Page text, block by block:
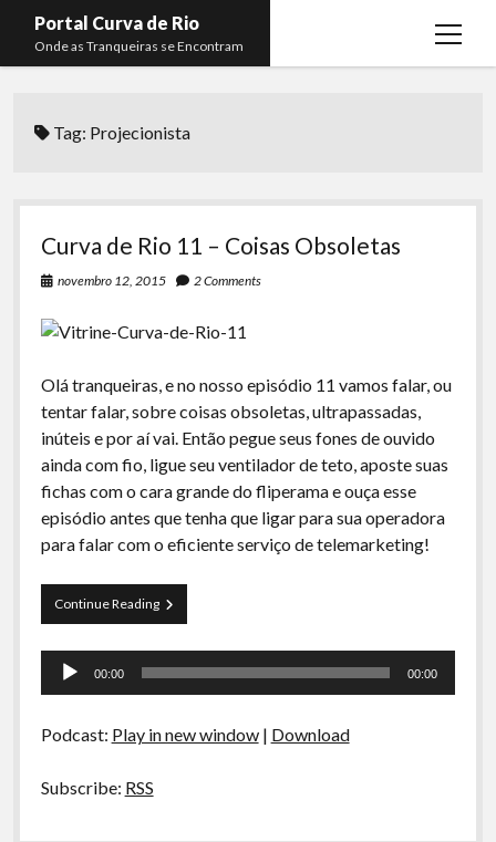
Portal Curva de Rio
Onde as Tranqueiras se Encontram
open
menu
Curva de Rio
Boca do Lixo
Rachão na Beira do RIo
Arquivo CDR
Papo Tranqueira
A Ripa É a Lei
Especiais
Preliminares
Membros open
Rafael Almeida
Tag: Projecionista
Curva de Rio 11 – Coisas Obsoletas
novembro 12, 2015 2 Comments
Olá tranqueiras, e no nosso episódio 11 vamos falar, ou
tentar falar, sobre coisas obsoletas, ultrapassadas,
inúteis e por aí vai. Então pegue seus fones de ouvido
ainda com fio, ligue seu ventilador de teto, aposte suas
fichas com o cara grande do fliperama e ouça esse
episódio antes que tenha que ligar para sua operadora
para falar com o eficiente serviço de telemarketing!
Continue ReadingCurva
de
–
Tocador
00:00 00:00
Podcast: Play in new window| Download
Subscribe: RSS